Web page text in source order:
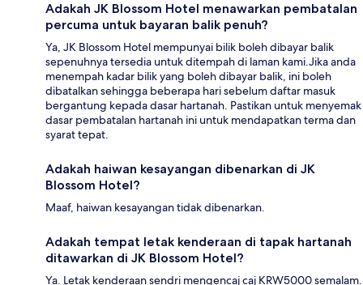
Adakah JK Blossom Hotel menawarkan pembatalan
percuma untuk bayaran balik penuh?
Ya, JK Blossom Hotel mempunyai bilik boleh dibayar balik
sepenuhnya tersedia untuk ditempah di laman kami.Jika anda
menempah kadar bilik yang boleh dibayar balik, ini boleh
dibatalkan sehingga beberapa hari sebelum daftar masuk
bergantung kepada dasar hartanah. Pastikan untuk menyemak
dasar pembatalan hartanah ini untuk mendapatkan terma dan
syarat tepat.
Adakah haiwan kesayangan dibenarkan di JK
Blossom Hotel?
Maaf, haiwan kesayangan tidak dibenarkan.
Adakah tempat letak kenderaan di tapak hartanah
ditawarkan di JK Blossom Hotel?
Ya. Letak kenderaan sendri mengencaj caj KRW5000 semalam.